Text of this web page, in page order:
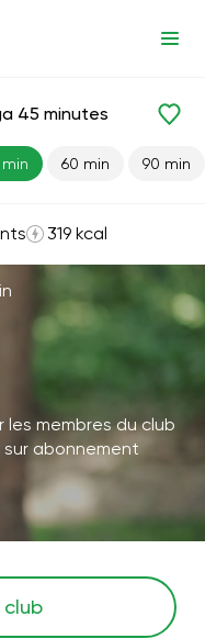
45 minutes
60 min 90 min
319 kcal
membres du club
abonnement
club